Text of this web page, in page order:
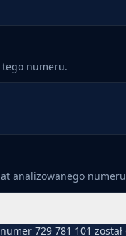
tego numeru.
analizowanego
729 781 101